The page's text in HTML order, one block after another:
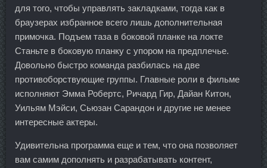
для того, чтобы управлять закладками, тогда как в
браузерах избранное всего лишь дополнительная
примочка. Подъем таза в боковой планке на локте
Станьте в боковую планку с упором на предплечье.
Довольно быстро команда разбилась на две
противоборствующие группы. Главные роли в фильме
исполняют Эмма Робертс, Ричард Гир, Дайан Китон,
Уильям Мэйси, Сьюзан Сарандон и другие не менее
интересные актеры.
Удивительна программа еще и тем, что она позволяет
вам самим дополнять и разрабатывать контент,